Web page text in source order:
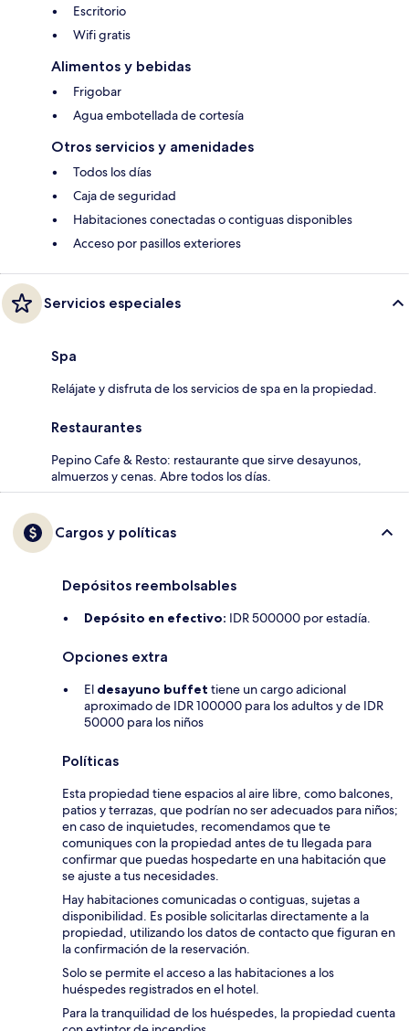
Escritorio
Wifi gratis
Alimentos y bebidas
Frigobar
Agua embotellada de cortesía
Otros servicios y amenidades
Todos los días
Caja de seguridad
Habitaciones conectadas o contiguas disponibles
Acceso por pasillos exteriores
Servicios especiales
Spa
Relájate y disfruta de los servicios de spa en la propiedad.
Restaurantes
Pepino Cafe & Resto: restaurante que sirve desayunos,
almuerzos y cenas. Abre todos los días.
Cargos y políticas
Depósitos reembolsables
Depósito en efectivo: IDR 500000 por estadía.
Opciones extra
El desayuno buffet tiene un cargo adicional
aproximado de IDR 100000 para los adultos y de IDR
50000 para los niños
Políticas
Esta propiedad tiene espacios al aire libre, como balcones,
patios y terrazas, que podrían no ser adecuados para niños;
en caso de inquietudes, recomendamos que te
comuniques con la propiedad antes de tu llegada para
confirmar que puedas hospedarte en una habitación que
se ajuste a tus necesidades.
Hay habitaciones comunicadas o contiguas, sujetas a
disponibilidad. Es posible solicitarlas directamente a la
propiedad, utilizando los datos de contacto que figuran en
la confirmación de la reservación.
Solo se permite el acceso a las habitaciones a los
huéspedes registrados en el hotel.
Para la tranquilidad de los huéspedes, la propiedad cuenta